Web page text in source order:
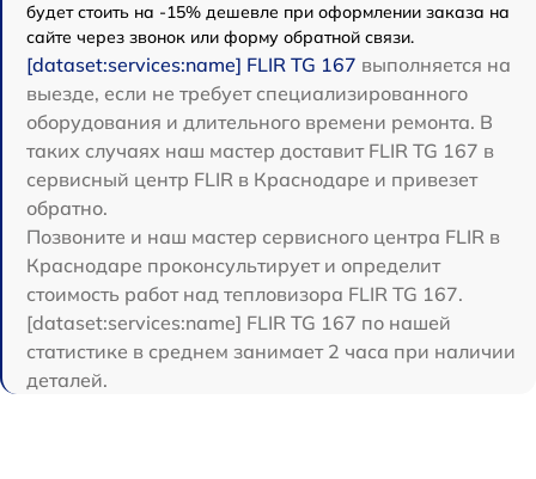
будет стоить на -15% дешевле при оформлении заказа на
сайте через звонок или форму обратной связи.
[dataset:services:name] FLIR TG 167 выполняется на
выезде, если не требует специализированного
оборудования и длительного времени ремонта. В
таких случаях наш мастер доставит FLIR TG 167 в
сервисный центр FLIR в Краснодаре и привезет
обратно.
Позвоните и наш мастер сервисного центра FLIR в
Краснодаре проконсультирует и определит
стоимость работ над тепловизора FLIR TG 167.
[dataset:services:name] FLIR TG 167 по нашей
статистике в среднем занимает 2 часа при наличии
деталей.